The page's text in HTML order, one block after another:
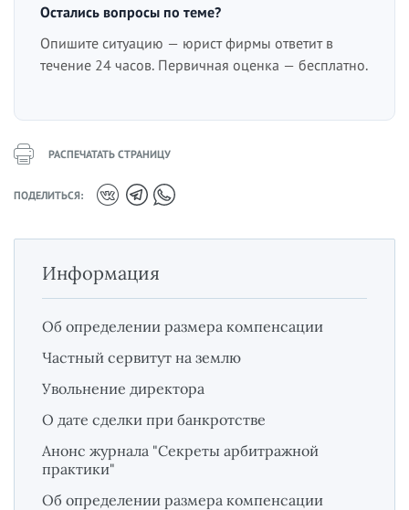
Остались вопросы по теме?
Опишите ситуацию — юрист фирмы ответит в
течение 24 часов. Первичная оценка — бесплатно.
РАСПЕЧАТАТЬ СТРАНИЦУ
ПОДЕЛИТЬСЯ:
Информация
Об определении размера компенсации
Частный сервитут на землю
Увольнение директора
О дате сделки при банкротстве
Анонс журнала "Секреты арбитражной
практики"
Об определении размера компенсации